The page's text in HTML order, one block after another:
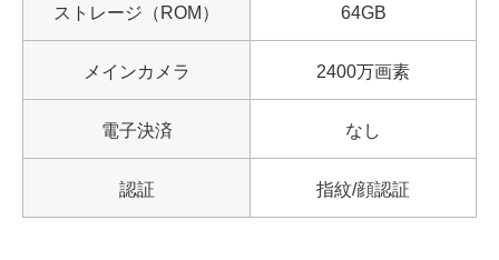
ストレージ（ROM） 64GB
メインカメラ 2400万画素
電子決済 なし
認証 指紋/顔認証